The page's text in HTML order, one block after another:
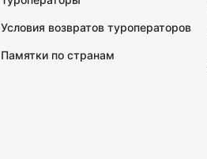
Условия возвратов туроператоров
Памятки по странам